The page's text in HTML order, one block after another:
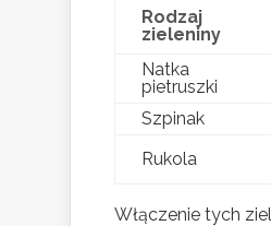
Rodzaj
zieleniny
Natka
pietruszki
Szpinak
Rukola
Włączenie tych